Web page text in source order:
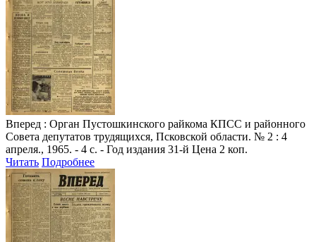
Вперед : Орган Пустошкинского райкома КПСС и районного
Совета депутатов трудящихся, Псковской области. № 2 : 4
апреля., 1965. - 4 с. - Год издания 31-й Цена 2 коп.
Читать Подробнее